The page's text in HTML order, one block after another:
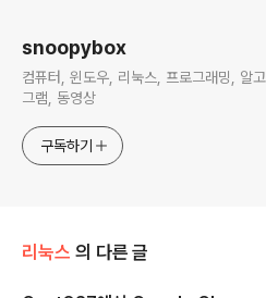
snoopybox
컴퓨터, 윈도우, 리눅스, 프로그래밍, 알
그램, 동영상
구독하기
리눅스 의 다른 글